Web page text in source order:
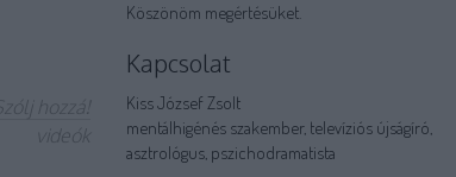
hozzá!
videók
Köszönöm megértésüket.
Kapcsolat
Kiss József Zsolt
mentálhigénés szakember, televíziós újságíró,
asztrológus, pszichodramatista